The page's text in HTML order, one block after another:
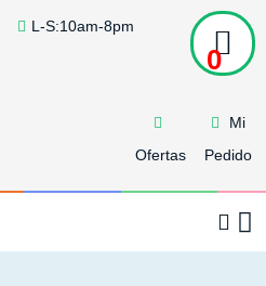
L-S:10am-8pm
Ofertas
Mi
Pedido
0